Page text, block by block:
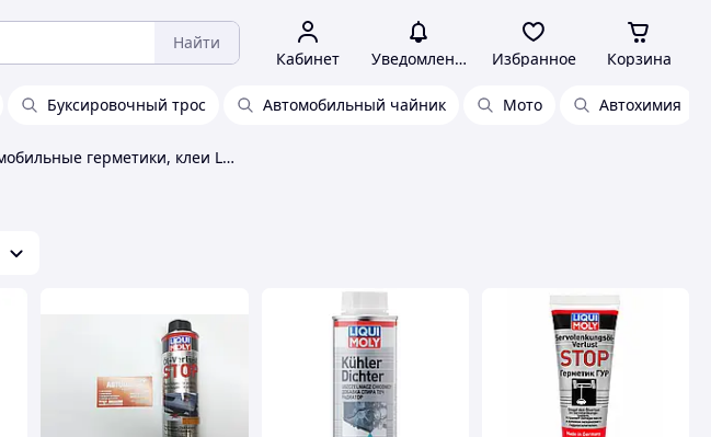
Найти
Кабинет Уведомления Избранное Корзина
Буксировочный трос Автомобильный чайник Мото Автохимия
Автомобильные герметики, клеи Liqui Moly